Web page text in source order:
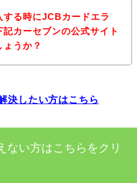
する時にJCBカードエラ
カーセブンの公式サイト
うか？
決したい方はこちら
ない方はこちらをクリ